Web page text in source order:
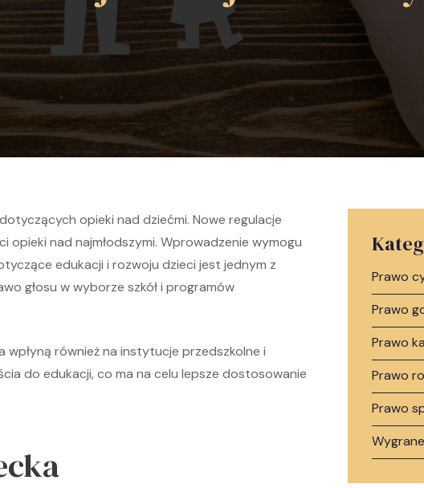
opieki nad dziećmi. Nowe regulacje
nad najmłodszymi. Wprowadzenie wymogu
edukacji i rozwoju dzieci jest jednym z
głosu w wyborze szkół i programów
również na instytucje przedszkolne i
do edukacji, co ma na celu lepsze dostosowanie
Prawo
Prawo
Prawo
Prawo
Prawo